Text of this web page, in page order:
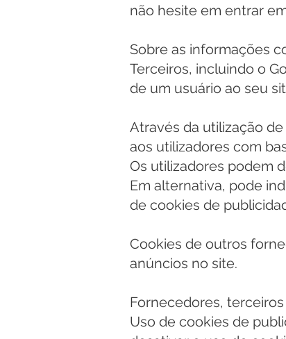
não hesite em entrar
Sobre as informações
Terceiros, incluindo o
de um usuário ao seu
Através da utilização
aos utilizadores com
Os utilizadores podem
Em alternativa, pode
de cookies de
Cookies de outros
anúncios no site.
Fornecedores,
Uso de cookies de